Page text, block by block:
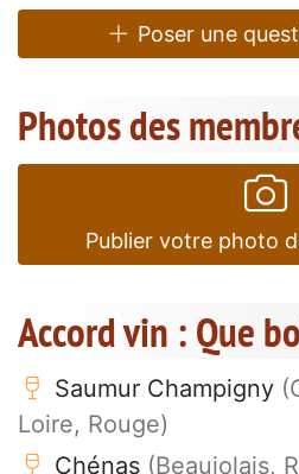
Poser une
Photos des
Publier votre photo
Accord vin : Que
Saumur Champigny
Loire, Rouge)
Chénas (Beaujolais,